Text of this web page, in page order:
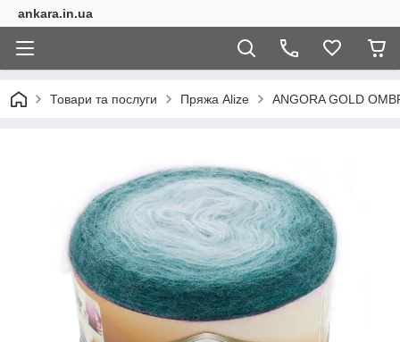
ankara.in.ua
Товари та послуги Пряжа Alize ANGORA GOLD